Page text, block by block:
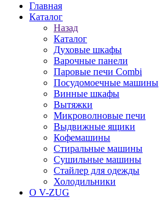
Главная
Каталог
Назад
Каталог
Духовые шкафы
Варочные панели
Паровые печи Combi
Посудомоечные машины
Винные шкафы
Вытяжки
Микроволновые печи
Выдвижные ящики
Кофемашины
Стиральные машины
Сушильные машины
Стайлер для одежды
Холодильники
О V-ZUG